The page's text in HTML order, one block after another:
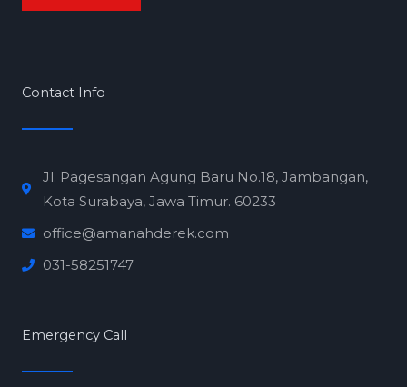
Contact Info
Jl. Pagesangan Agung Baru No.18, Jambangan,
Kota Surabaya, Jawa Timur. 60233
office@amanahderek.com
031-58251747
Emergency Call